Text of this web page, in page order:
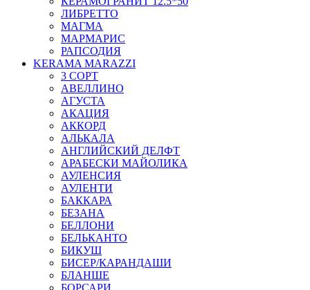
ЛИБРЕТТО
МАГМА
МАРМАРИС
РАПСОДИЯ
KERAMA MARAZZI
3 СОРТ
АВЕЛЛИНО
АГУСТА
АКАЦИЯ
АККОРД
АЛЬКАЛА
АНГЛИЙСКИЙ ДЕЛФТ
АРАБЕСКИ МАЙОЛИКА
АУЛЕНСИЯ
АУЛЕНТИ
БАККАРА
БЕЗАНА
БЕЛЛОНИ
БЕЛЬКАНТО
БИКУШ
БИСЕР/КАРАНДАШИ
БЛАНШЕ